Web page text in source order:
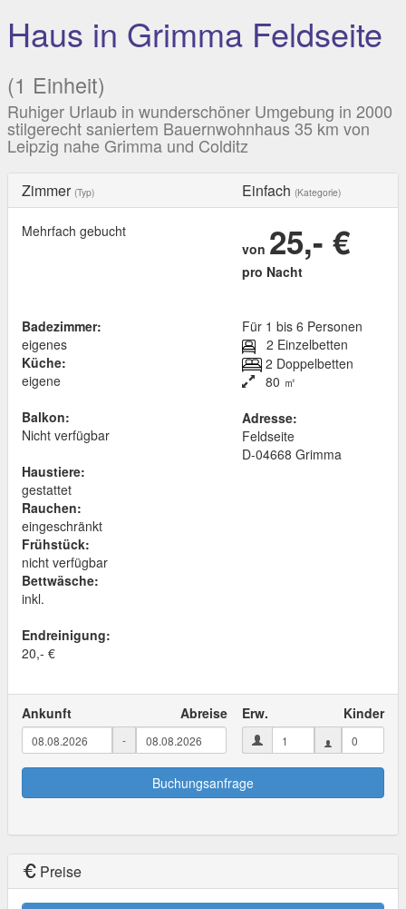
Haus in Grimma Feldseite
(1 Einheit)
Ruhiger Urlaub in wunderschöner Umgebung in 2000
stilgerecht saniertem Bauernwohnhaus 35 km von
Leipzig nahe Grimma und Colditz
Zimmer (Typ) Einfach (Kategorie)
Mehrfach gebucht
von 25,- €
pro Nacht
Badezimmer:
eigenes
Küche:
eigene
Balkon:
Nicht verfügbar
Haustiere:
gestattet
Rauchen:
eingeschränkt
Frühstück:
nicht verfügbar
Bettwäsche:
inkl.
Endreinigung:
20,- €
Für 1 bis 6 Personen
2 Einzelbetten
2 Doppelbetten
80 ㎡
Adresse:
Feldseite
D-04668 Grimma
Ankunft Abreise
-
Erw. Kinder
Buchungsanfrage
Preise